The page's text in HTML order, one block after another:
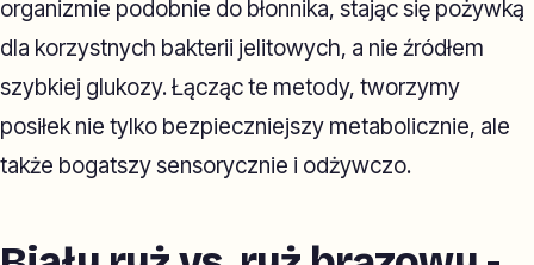
organizmie podobnie do błonnika, stając się pożywką
dla korzystnych bakterii jelitowych, a nie źródłem
szybkiej glukozy. Łącząc te metody, tworzymy
posiłek nie tylko bezpieczniejszy metabolicznie, ale
także bogatszy sensorycznie i odżywczo.